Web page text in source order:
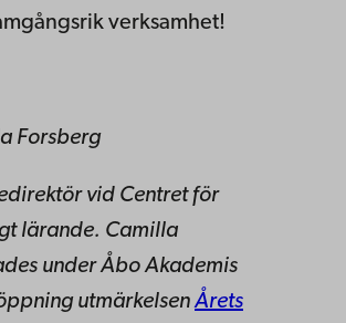
verksamhet!
Forsberg
vid Centret för
lärande. Camilla
under Åbo Akademis
utmärkelsenÅrets